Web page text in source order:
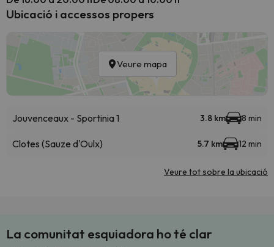
Ubicació i accessos propers
Veure mapa
Jouvenceaux - Sportinia 1 3.8 km 8 min
Clotes (Sauze d'Oulx) 5.7 km 12 min
Veure tot sobre la ubicació
La comunitat esquiadora ho té clar